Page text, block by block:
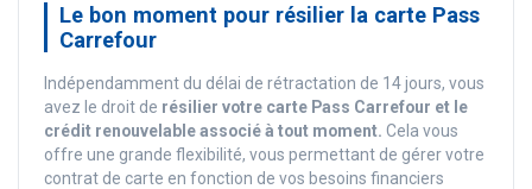
Le bon moment pour résilier la carte Pass
Carrefour
Indépendamment du délai de rétractation de 14 jours, vous
avez le droit de résilier votre carte Pass Carrefour et le
crédit renouvelable associé à tout moment.Cela vous
offre une grande flexibilité, vous permettant de gérer votre
contrat de carte en fonction de vos besoins financiers